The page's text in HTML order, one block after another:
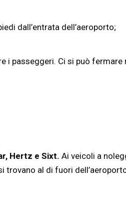
dall’entrata dell’aeroporto;
i passeggeri. Ci si può fermare
Hertz e Sixt. Ai veicoli a
trovano al di fuori